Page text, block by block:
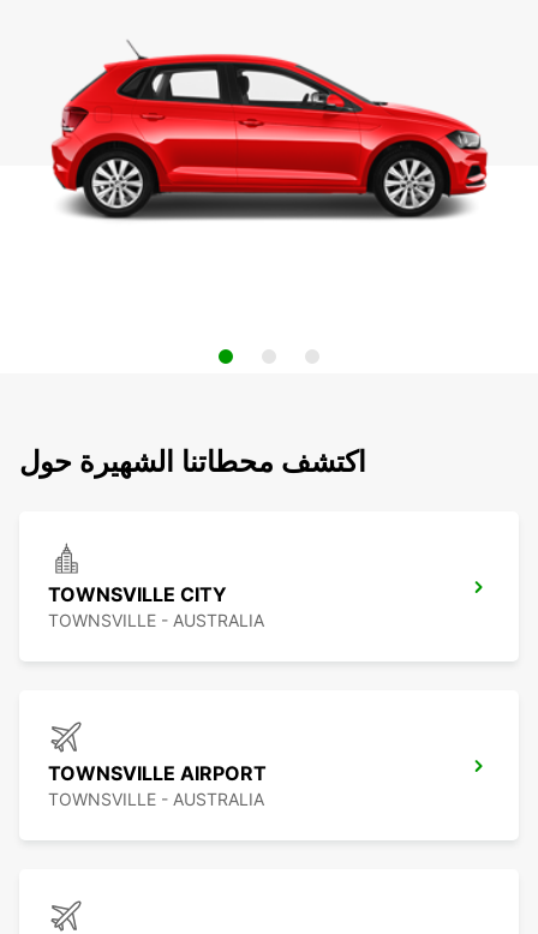
اكتشف محطاتنا الشهيرة حول
TOWNSVILLE CITY
TOWNSVILLE - AUSTRALIA
TOWNSVILLE AIRPORT
TOWNSVILLE - AUSTRALIA